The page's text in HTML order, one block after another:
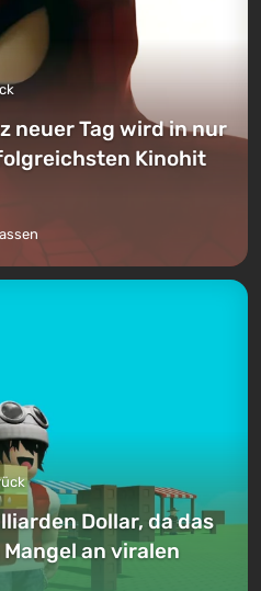
neuer Tag wird in nur
Kinohit
Dollar, da das
an viralen